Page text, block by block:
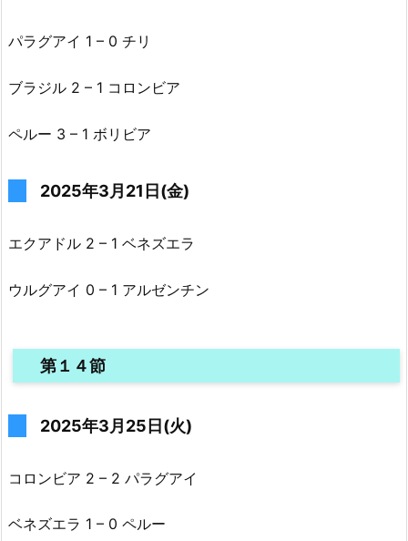
パラグアイ 1 – 0 チリ
ブラジル 2 – 1 コロンビア
ペルー 3 – 1 ボリビア
2025年3月21日(金)
エクアドル 2 – 1 ベネズエラ
ウルグアイ 0 – 1 アルゼンチン
第１４節
2025年3月25日(火)
コロンビア 2 – 2 パラグアイ
ベネズエラ 1 – 0 ペルー